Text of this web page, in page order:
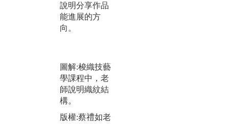
說明分享作品
能進展的方
向。
圖解:梭織技藝
學課程中，老
師說明織紋結
構。
版權:蔡禮如老